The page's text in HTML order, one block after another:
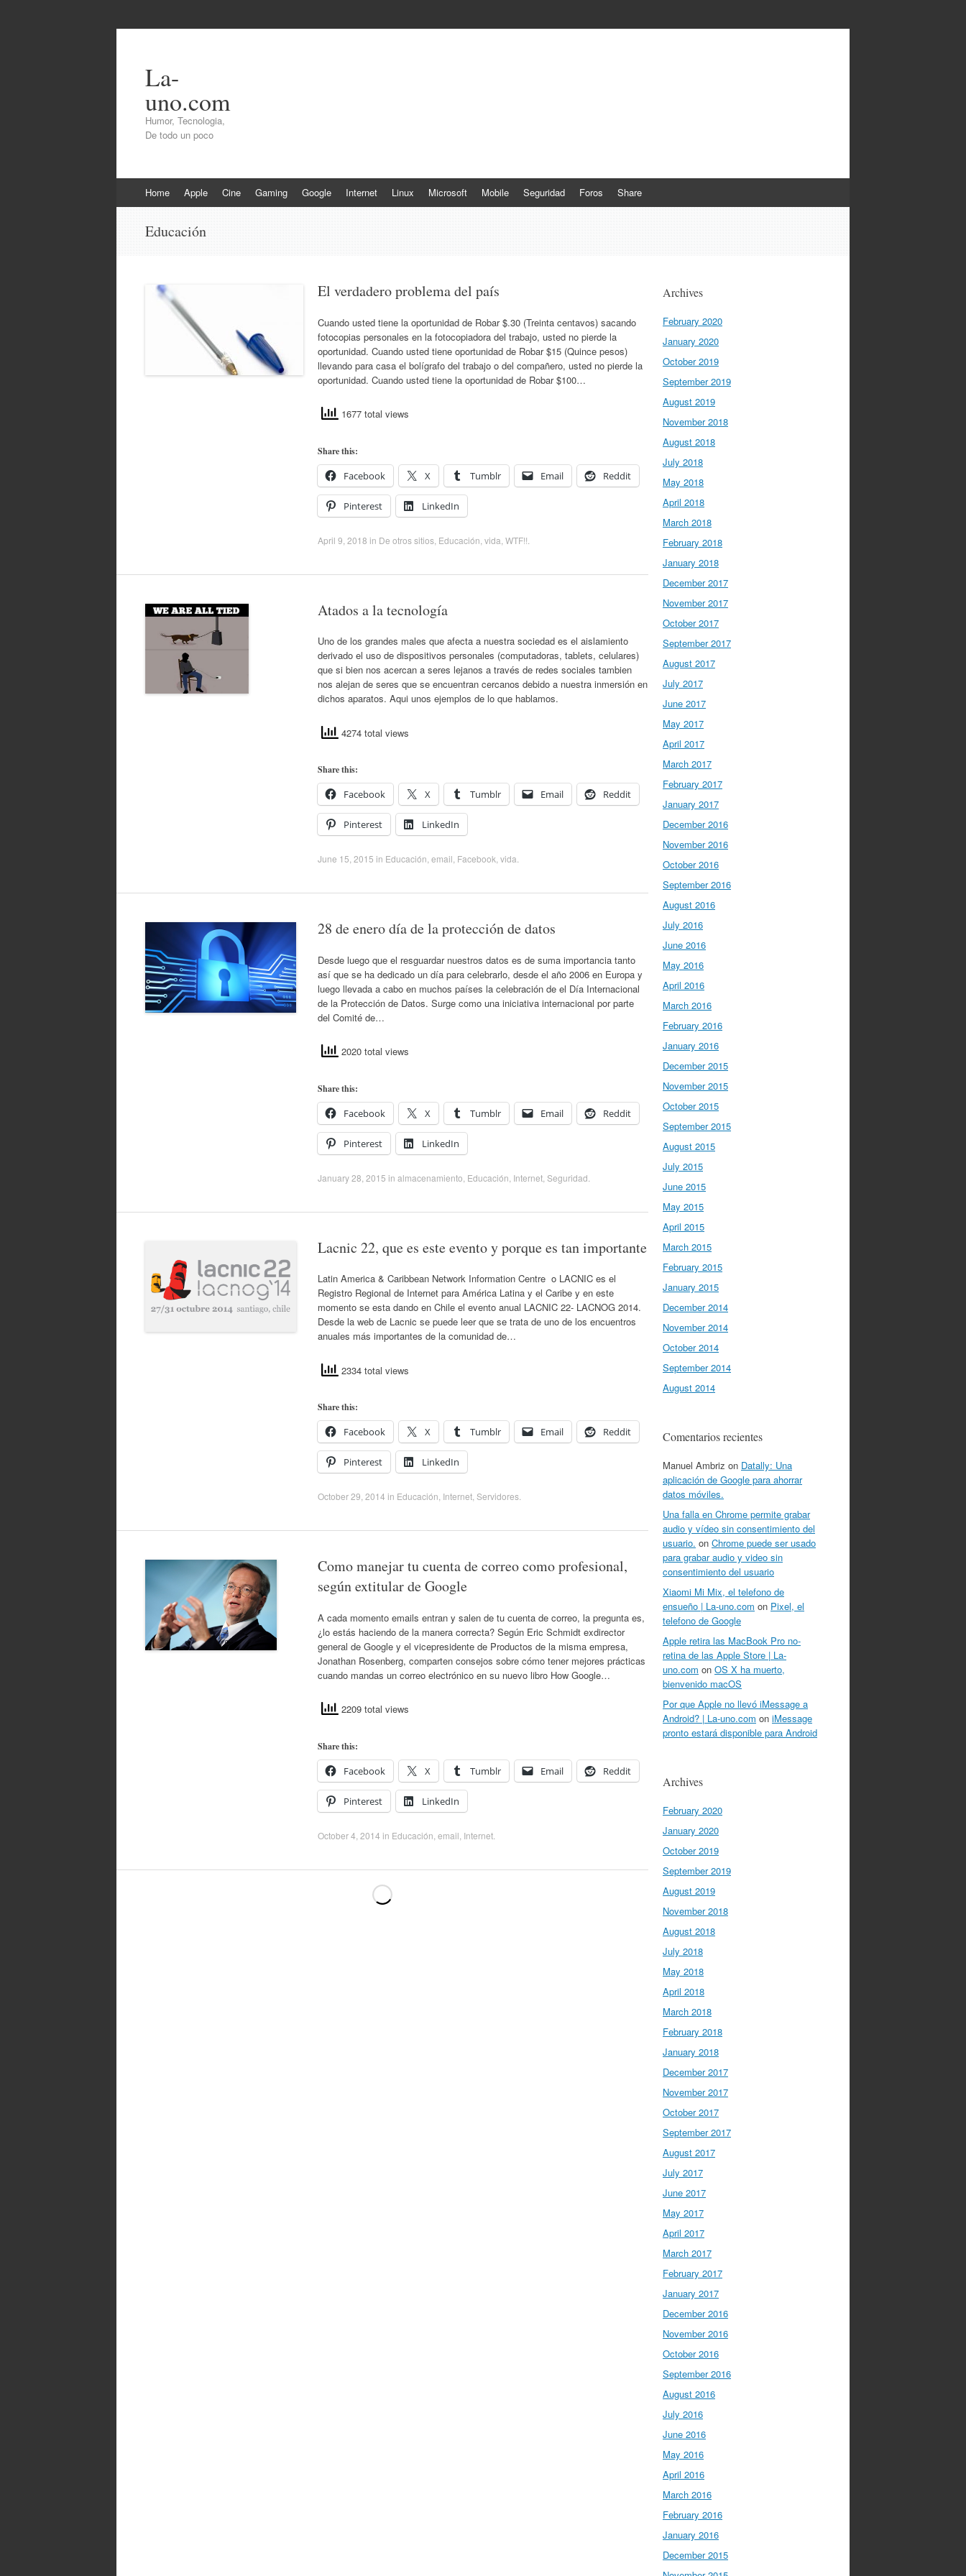
La-
uno.com
Humor, Tecnologia,
De todo un poco
to
Home Apple Cine Gaming Google Internet Linux Microsoft Mobile Seguridad Foros Share
Educación
El verdadero problema del país
Cuando usted tiene la oportunidad de Robar $.30 (Treinta centavos) sacando
fotocopias personales en la fotocopiadora del trabajo, usted no pierde la
oportunidad. Cuando usted tiene oportunidad de Robar $15 (Quince pesos)
llevando para casa el bolígrafo del trabajo o del compañero, usted no pierde la
oportunidad. Cuando usted tiene la oportunidad de Robar $100…
1677 total views
Share this:
Facebook X Tumblr Email Reddit
Pinterest LinkedIn
April 9, 2018 in De otros sitios Educación vida WTF!!
Atados a la tecnología
Uno de los grandes males que afecta a nuestra sociedad es el aislamiento
derivado el uso de dispositivos personales (computadoras, tablets, celulares)
que si bien nos acercan a seres lejanos a través de redes sociales tambien
nos alejan de seres que se encuentran cercanos debido a nuestra inmersión en
dichos aparatos. Aqui unos ejemplos de lo que hablamos.
4274 total views
Share this:
Facebook X Tumblr Email Reddit
Pinterest LinkedIn
June 15, 2015 in Educación email Facebook vida
28 de enero día de la protección de datos
Desde luego que el resguardar nuestros datos es de suma importancia tanto
así que se ha dedicado un día para celebrarlo, desde el año 2006 en Europa y
luego llevada a cabo en muchos países la celebración de el Día Internacional
de la Protección de Datos. Surge como una iniciativa internacional por parte
del Comité de…
2020 total views
Share this:
Facebook X Tumblr Email Reddit
Pinterest LinkedIn
January 28, 2015 in almacenamiento Educación Internet Seguridad
Lacnic 22, que es este evento y porque es tan importante
Latin America & Caribbean Network Information Centre o LACNIC es el
Registro Regional de Internet para América Latina y el Caribe y en este
momento se esta dando en Chile el evento anual LACNIC 22- LACNOG 2014.
Desde la web de Lacnic se puede leer que se trata de uno de los encuentros
anuales más importantes de la comunidad de…
2334 total views
Share this:
Facebook X Tumblr Email Reddit
Pinterest LinkedIn
October 29, 2014 in Educación Internet Servidores
Como manejar tu cuenta de correo como profesional,
según extitular de Google
A cada momento emails entran y salen de tu cuenta de correo, la pregunta es,
¿lo estás haciendo de la manera correcta? Según Eric Schmidt exdirector
general de Google y el vicepresidente de Productos de la misma empresa,
Jonathan Rosenberg, comparten consejos sobre cómo tener mejores prácticas
cuando mandas un correo electrónico en su nuevo libro How Google…
2209 total views
Share this:
Facebook X Tumblr Email Reddit
Pinterest LinkedIn
October 4, 2014 in Educación email Internet
Archives
February 2020
January 2020
October 2019
September 2019
August 2019
November 2018
August 2018
July 2018
May 2018
April 2018
March 2018
February 2018
January 2018
December 2017
November 2017
October 2017
September 2017
August 2017
July 2017
June 2017
May 2017
April 2017
March 2017
February 2017
January 2017
December 2016
November 2016
October 2016
September 2016
August 2016
July 2016
June 2016
May 2016
April 2016
March 2016
February 2016
January 2016
December 2015
November 2015
October 2015
September 2015
August 2015
July 2015
June 2015
May 2015
April 2015
March 2015
February 2015
January 2015
December 2014
November 2014
October 2014
September 2014
August 2014
Comentarios recientes
Manuel Ambriz on Datally: Una
aplicación de Google para ahorrar
datos móviles.
Una falla en Chrome permite grabar
audio y vídeo sin consentimiento del
usuario. on Chrome puede ser usado
para grabar audio y video sin
consentimiento del usuario
Xiaomi Mi Mix, el telefono de
ensueño | La-uno.com on Pixel, el
telefono de Google
Apple retira las MacBook Pro no-
retina de las Apple Store | La-
uno.com on OS X ha muerto,
bienvenido macOS
Por que Apple no llevó iMessage a
Android? | La-uno.com on iMessage
pronto estará disponible para Android
Archives
February 2020
January 2020
October 2019
September 2019
August 2019
November 2018
August 2018
July 2018
May 2018
April 2018
March 2018
February 2018
January 2018
December 2017
November 2017
October 2017
September 2017
August 2017
July 2017
June 2017
May 2017
April 2017
March 2017
February 2017
January 2017
December 2016
November 2016
October 2016
September 2016
August 2016
July 2016
June 2016
May 2016
April 2016
March 2016
February 2016
January 2016
December 2015